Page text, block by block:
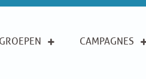
GROEPEN CAMPAGNES